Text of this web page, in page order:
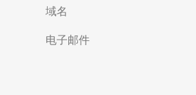
域名
电子邮件